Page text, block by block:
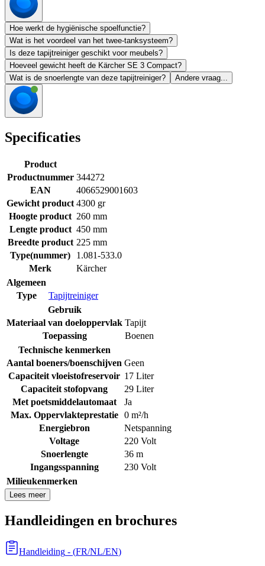
Hoe werkt de hygiënische spoelfunctie?
Wat is het voordeel van het twee-tanksysteem?
Is deze tapijtreiniger geschikt voor meubels?
Hoeveel gewicht heeft de Kärcher SE 3 Compact?
Wat is de snoerlengte van deze tapijtreiniger?
Andere vraag...
Specificaties
Product
Productnummer 344272
EAN
4066529001603
Gewicht product 4300 gr
Hoogte product 260 mm
Lengte product 450 mm
Breedte product 225 mm
Type(nummer)
1.081-533.0
Merk
Kärcher
Algemeen
Type
Tapijtreiniger
Gebruik
Materiaal van doeloppervlak Tapijt
Toepassing
Boenen
Technische kenmerken
Aantal boeners/boenschijven Geen
Capaciteit vloeistofreservoir 17 Liter
Capaciteit stofopvang
29 Liter
Met poetsmiddelautomaat
Ja
Max. Oppervlakteprestatie
0 m²/h
Energiebron
Netspanning
Voltage
220 Volt
Snoerlengte
36 m
Ingangsspanning
230 Volt
Milieukenmerken
Lees meer
Handleidingen en brochures
Handleiding - (FR/NL/EN)